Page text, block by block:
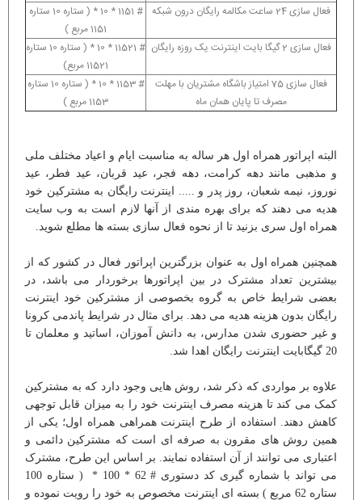
فعال سازی 24 ساعت مکالمه رایگان درون شبکه
# 1151 * 10 * ( ستاره 10 ستاره
1151 مربع )
فعال سازی 2 گیگا بایت اینترنت یک روزه رایگان
# 11521 * 10 * ( ستاره 10 ستاره
11521 مربع)
فعال سازی 75 امتیاز باشگاه مشتریان با مهلت
مصرف تا پایان همان ماه
# 1153 * 10 * ( ستاره 10 ستاره
1153 مربع )
البته اپراتور همراه اول هر ساله به مناسبت ایام و اعیاد مختلف ملی
و مذهبی مانند دهه کرامت، دهه فجر، عید قربان، عید فطر، عید
نوروز، نیمه شعبان، روز پدر و ..... اینترنت رایگان به مشترکین خود
هدیه می دهند که برای بهره مندی از آنها لازم است به وب سایت
همراه اول سری بزنید تا از نحوه فعال سازی بسته ها مطلع شوید.
همچنین همراه اول به عنوان بزرگترین اپراتور فعال در کشور که از
بیشترین تعداد مشترک در بین اپراتورها برخوردار می باشد، در
بعضی شرایط خاص به گروه بخصوصی از مشترکین خود اینترنت
رایگان بدون هزینه هدیه می دهد. برای مثال در شرایط پاندمی کرونا
و غیر حضوری شدن مدارس، به دانش آموزان، اساتید و معلمان تا
20 گیگابایت اینترنت رایگان اهدا شد.
علاوه بر مواردی که ذکر شد، روش هایی وجود دارد که به مشترکین
کمک می کند تا هزینه مصرف اینترنت خود را به میزان قابل توجهی
کاهش دهند. استفاده از طرح اینترنت همراهی همراه اول؛ یکی از
همین روش های مقرون به صرفه ای است که مشترکین دائمی و
اعتباری می توانند از آن استفاده نمایند. بر اساس این طرح، مشترک
می تواند با شماره گیری کد دستوری # 62 * 100 * ( ستاره 100
ستاره 62 مربع ) بسته ای اینترنت مخصوص به خود را رویت نموده و